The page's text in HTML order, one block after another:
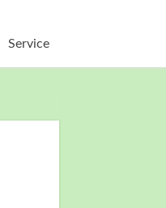
Service